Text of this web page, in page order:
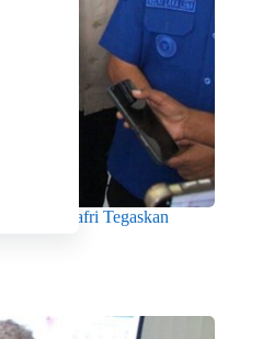
Munafri Tegaskan